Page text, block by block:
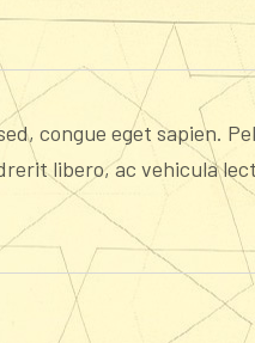
congue eget sapien.
libero, ac vehicula